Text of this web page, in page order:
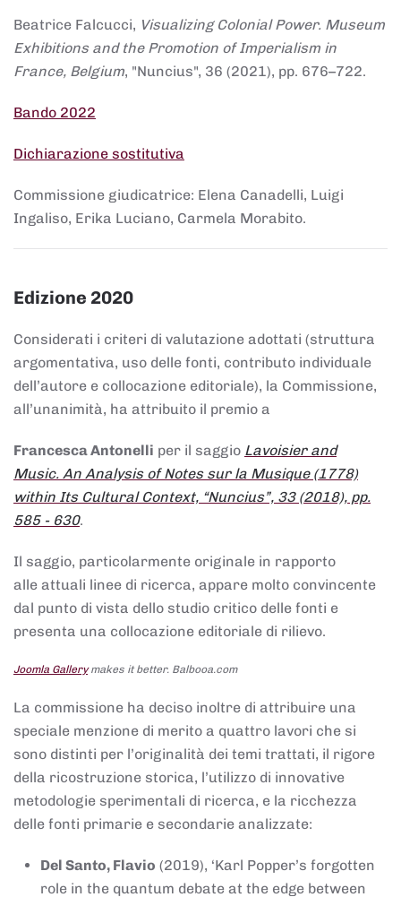
Beatrice Falcucci, Visualizing Colonial Power. Museum
Exhibitions and the Promotion of Imperialism in
France, Belgium, "Nuncius", 36 (2021), pp. 676–722.
Bando 2022
Dichiarazione sostitutiva
Commissione giudicatrice: Elena Canadelli, Luigi
Ingaliso, Erika Luciano, Carmela Morabito.
Edizione 2020
Considerati i criteri di valutazione adottati (struttura
argomentativa, uso delle fonti, contributo individuale
dell’autore e collocazione editoriale), la Commissione,
all’unanimità, ha attribuito il premio a
Francesca Antonelli per il saggio Lavoisier and
Music. An Analysis of Notes sur la Musique (1778)
within Its Cultural Context, “Nuncius”, 33 (2018), pp.
585 - 630.
Il saggio, particolarmente originale in rapporto
alle attuali linee di ricerca, appare molto convincente
dal punto di vista dello studio critico delle fonti e
presenta una collocazione editoriale di rilievo.
Joomla Gallerymakes it better. Balbooa.com
La commissione ha deciso inoltre di attribuire una
speciale menzione di merito a quattro lavori che si
sono distinti per l’originalità dei temi trattati, il rigore
della ricostruzione storica, l’utilizzo di innovative
metodologie sperimentali di ricerca, e la ricchezza
delle fonti primarie e secondarie analizzate:
Del Santo, Flavio (2019), ‘Karl Popper’s forgotten
role in the quantum debate at the edge between